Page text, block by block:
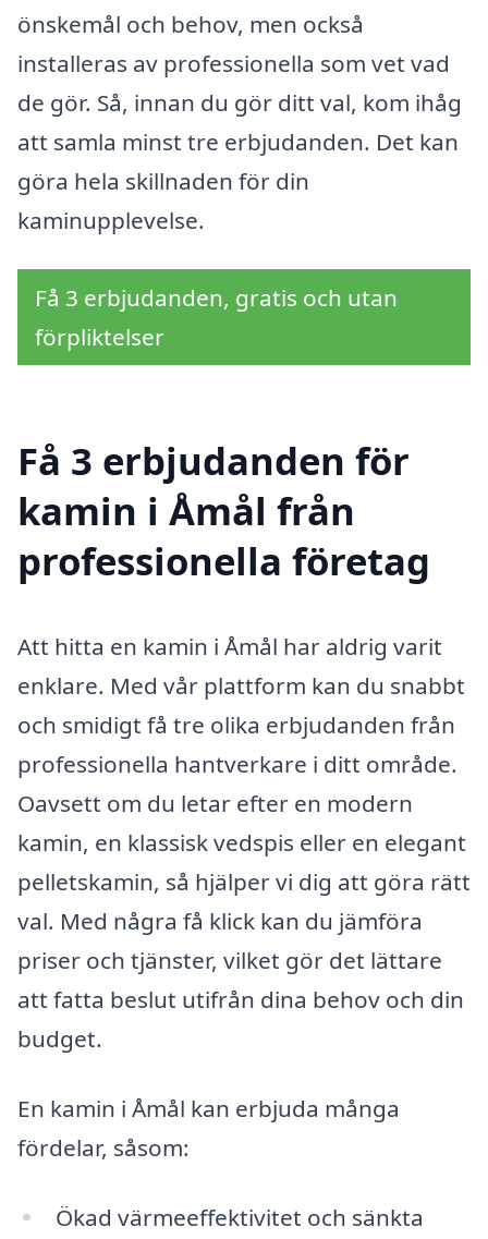
önskemål och behov, men också
installeras av professionella som vet vad
de gör. Så, innan du gör ditt val, kom ihåg
att samla minst tre erbjudanden. Det kan
göra hela skillnaden för din
kaminupplevelse.
Få 3 erbjudanden, gratis och utan
förpliktelser
Få 3 erbjudanden för
kamin i Åmål från
professionella företag
Att hitta en kamin i Åmål har aldrig varit
enklare. Med vår plattform kan du snabbt
och smidigt få tre olika erbjudanden från
professionella hantverkare i ditt område.
Oavsett om du letar efter en modern
kamin, en klassisk vedspis eller en elegant
pelletskamin, så hjälper vi dig att göra rätt
val. Med några få klick kan du jämföra
priser och tjänster, vilket gör det lättare
att fatta beslut utifrån dina behov och din
budget.
En kamin i Åmål kan erbjuda många
fördelar, såsom:
Ökad värmeeffektivitet och sänkta